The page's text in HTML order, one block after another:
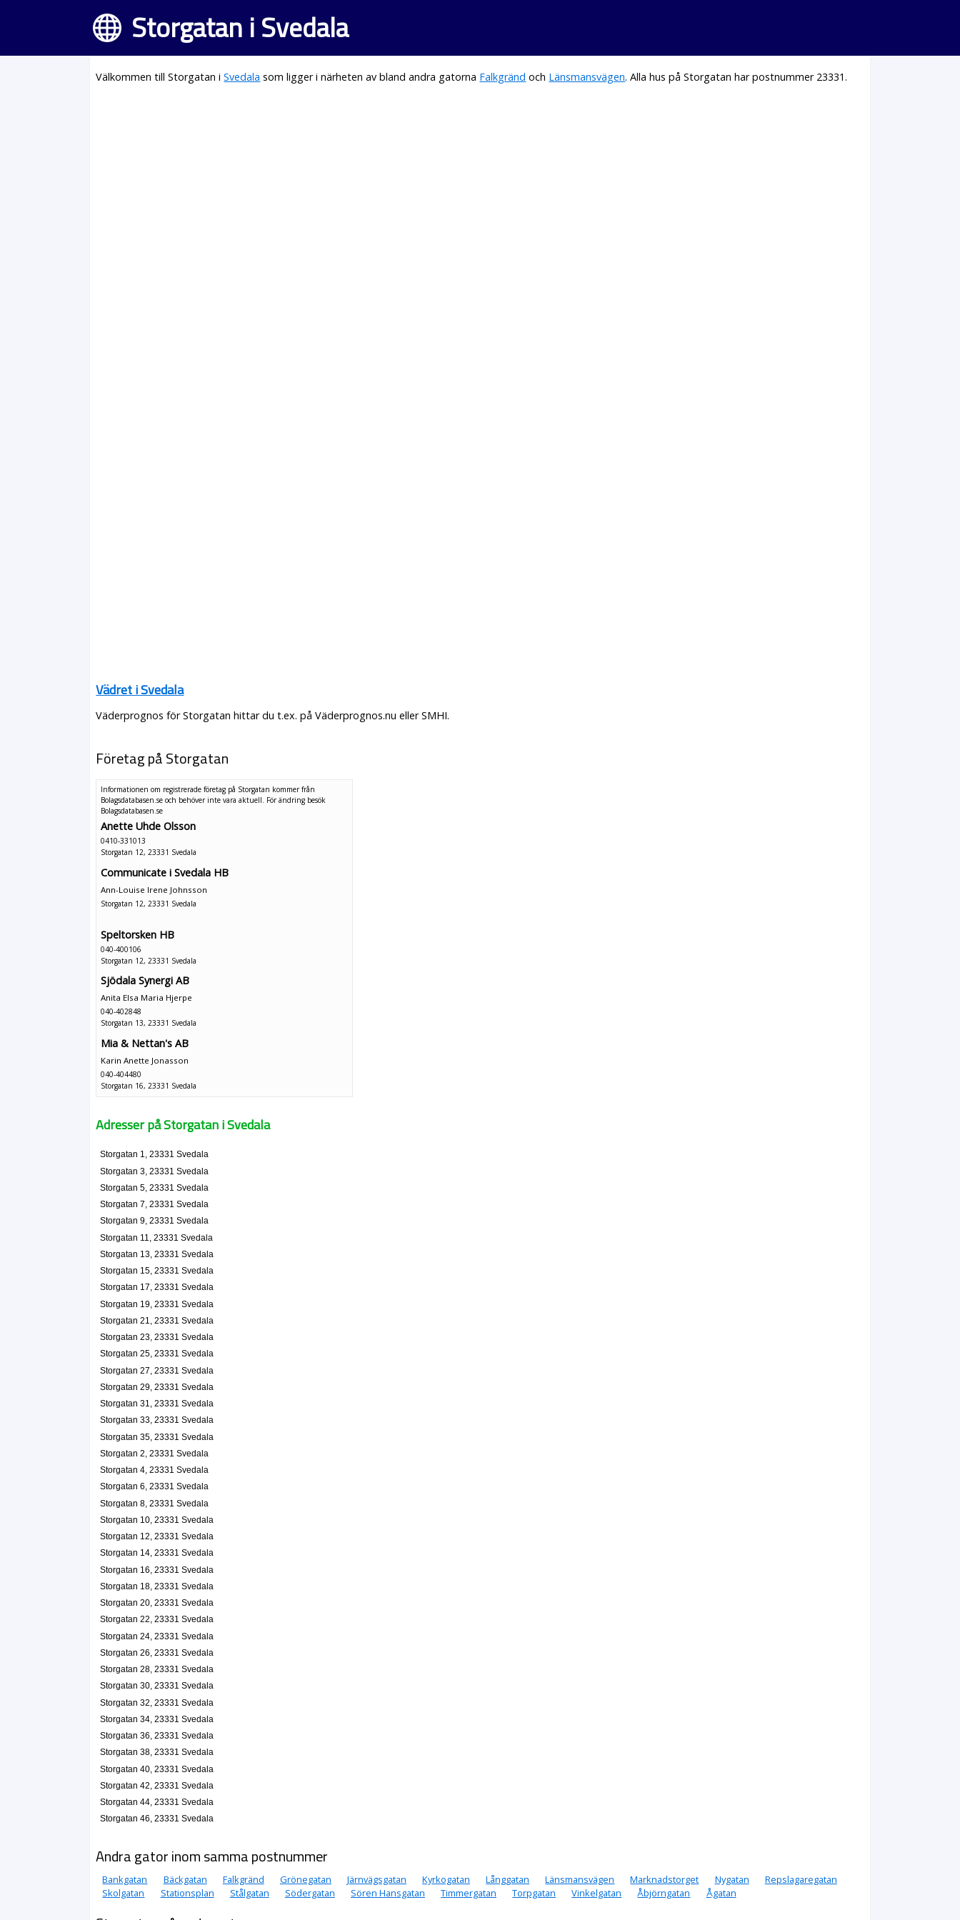
Storgatan i Svedala
Välkommen till Storgatan iSvedala som ligger i närheten av bland andra gatorna Falkgränd och Länsmansvägen. Alla hus på Storgatan har postnummer 23331.
Vädret i Svedala
Väderprognos för Storgatan hittar du t.ex. på Väderprognos.nu eller SMHI.
Företag på Storgatan
Informationen om registrerade företag på Storgatan kommer från
Bolagsdatabasen.se och behöver inte vara aktuell. För ändring besök
Bolagsdatabasen.se
Anette Uhde Olsson
0410-331013
Storgatan 12, 23331 Svedala
Communicate i Svedala HB
Ann-Louise Irene Johnsson
Storgatan 12, 23331 Svedala
Speltorsken HB
040-400106
Storgatan 12, 23331 Svedala
Sjödala Synergi AB
Anita Elsa Maria Hjerpe
040-402848
Storgatan 13, 23331 Svedala
Mia & Nettan's AB
Karin Anette Jonasson
040-404480
Storgatan 16, 23331 Svedala
Per Christer Hansson
Svensson, Jessica
0708-461486
Storgatan 17 Lgh 1203, 23331 Svedala
Storgatan 18, 23331 Svedala
Svedala Ur-Optik & Guldsmedsaffär AB
Nils Peter Jönsson
040-400405
Storgatan 18, 23331 Svedala
Andrzej o Tommy Byggfirma HB
Storgatan 19, 23331 Svedala
Stable Tick Tack KB
040-401383
Storgatan 19, 23331 Svedala
Po Hung Cheung HB
Storgatan 20, 23331 Svedala
2 Remmare AB
Bo Rune Nilsson
040-403496
Storgatan 20, 23331 Svedala
Paradiset Susanne Ek
Susanne Carina Ek
040-403938
Storgatan 21, 23331 Svedala
Svensk Handel, Svedala
Storgatan 21, 23331 Svedala
Jack'S Sportaffär
Jack Anders Svensson
Storgatan 24, 23331 Svedala
Dahl & Partner Optik AB
Ulf Johan Wilhelm Dahl
040-404444
Storgatan 25, 23331 Svedala
Florablommor i Svedala AB
Gun Gertrud Jönsson
040-400026
Storgatan 25, 23331 Svedala
HSB Bostadsrättsförening Antilopen i Svedala
HSB Bostadsrättsförening Furen i Svedala
Viggo Evert Nordquist
Adresser på Storgatan i Svedala
Storgatan 1, 23331 Svedala
Storgatan 3, 23331 Svedala
Storgatan 5, 23331 Svedala
Storgatan 7, 23331 Svedala
Storgatan 9, 23331 Svedala
Storgatan 11, 23331 Svedala
Storgatan 13, 23331 Svedala
Storgatan 15, 23331 Svedala
Storgatan 17, 23331 Svedala
Storgatan 19, 23331 Svedala
Storgatan 21, 23331 Svedala
Storgatan 23, 23331 Svedala
Storgatan 25, 23331 Svedala
Storgatan 27, 23331 Svedala
Storgatan 29, 23331 Svedala
Storgatan 31, 23331 Svedala
Storgatan 33, 23331 Svedala
Storgatan 35, 23331 Svedala
Storgatan 2, 23331 Svedala
Storgatan 4, 23331 Svedala
Storgatan 6, 23331 Svedala
Storgatan 8, 23331 Svedala
Storgatan 10, 23331 Svedala
Storgatan 12, 23331 Svedala
Storgatan 14, 23331 Svedala
Storgatan 16, 23331 Svedala
Storgatan 18, 23331 Svedala
Storgatan 20, 23331 Svedala
Storgatan 22, 23331 Svedala
Storgatan 24, 23331 Svedala
Storgatan 26, 23331 Svedala
Storgatan 28, 23331 Svedala
Storgatan 30, 23331 Svedala
Storgatan 32, 23331 Svedala
Storgatan 34, 23331 Svedala
Storgatan 36, 23331 Svedala
Storgatan 38, 23331 Svedala
Storgatan 40, 23331 Svedala
Storgatan 42, 23331 Svedala
Storgatan 44, 23331 Svedala
Storgatan 46, 23331 Svedala
Andra gator inom samma postnummer
Bankgatan Bäckgatan Falkgränd Grönegatan Järnvägsgatan Kyrkogatan Långgatan Länsmansvägen Marknadstorget Nygatan
Repslagaregatan
Skolgatan
Stationsplan Stålgatan Södergatan Sören Hansgatan Timmergatan Torpgatan Vinkelgatan Åbjörngatan Ågatan